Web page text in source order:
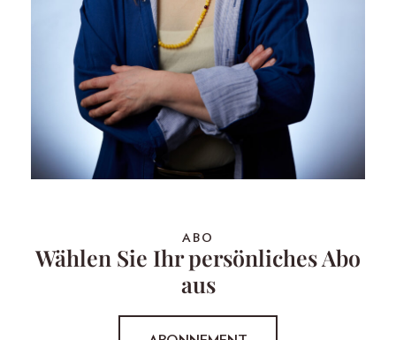
ABO
Wählen Sie Ihr persönliches Abo
aus